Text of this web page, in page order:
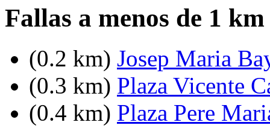
Fallas a menos de 1
(0.2 km) Josep Maria
(0.3 km) Plaza Vicente
(0.4 km) Plaza Pere